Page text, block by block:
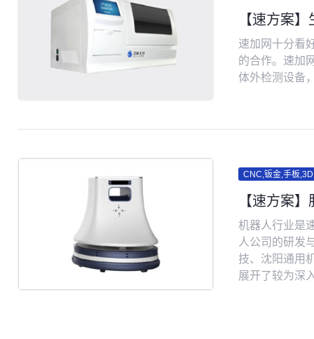
【速方案
速加网十分看
的合作。速加
体外检测设备
CNC,钣金,手板
【速方案
机器人行业是
人公司的研发
技、沈阳通用
展开了较为深